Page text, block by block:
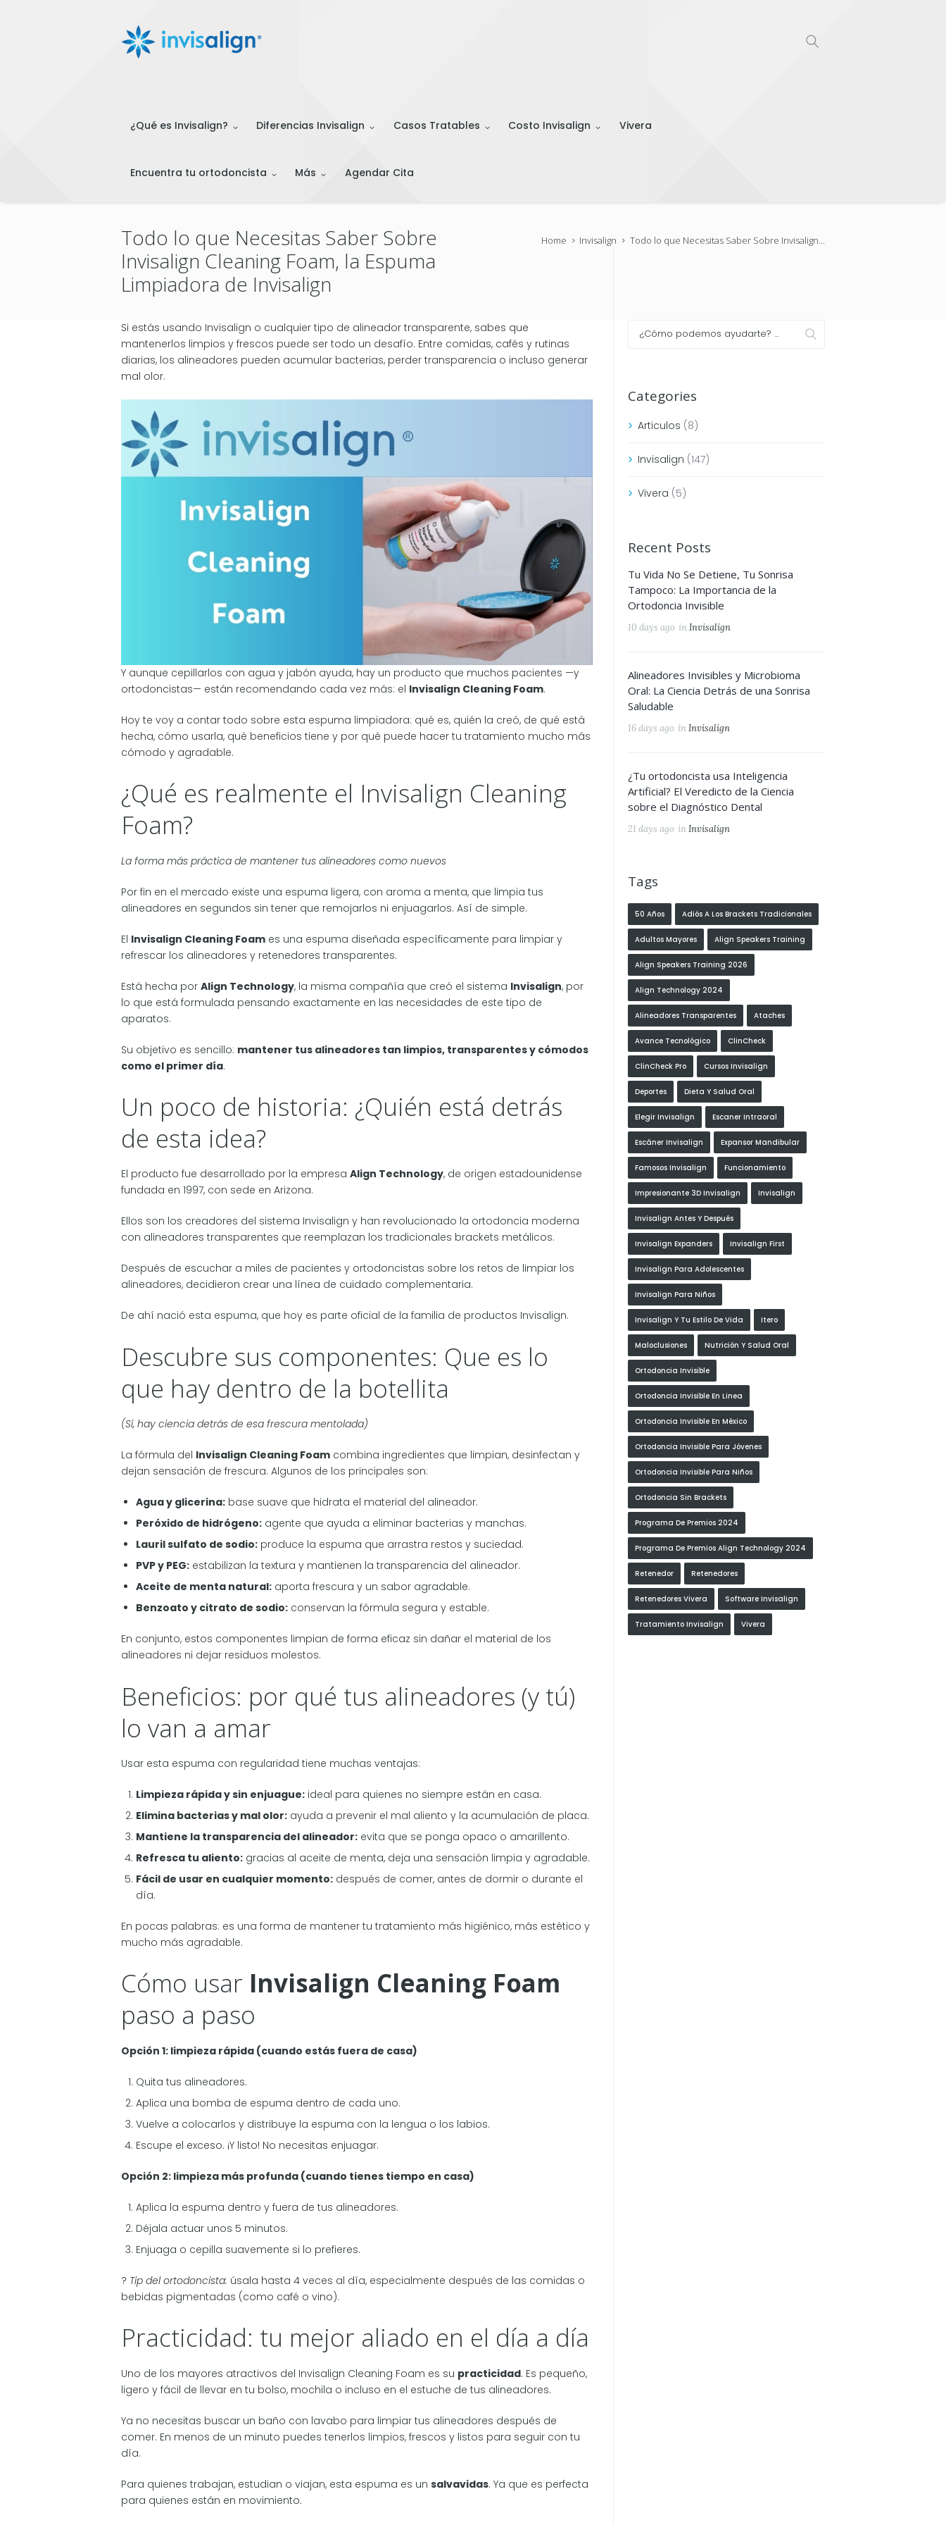
¿Qué es Invisalign? Diferencias Invisalign Casos Tratables Costo Invisalign Vivera
Encuentra tu ortodoncista Más Agendar Cita
Todo lo que Necesitas Saber Sobre
Invisalign Cleaning Foam, la Espuma
Limpiadora de Invisalign
Home Invisalign Todo lo que Necesitas Saber Sobre Invisalign...
Si estás usando Invisalign o cualquier tipo de alineador transparente, sabes que
mantenerlos limpios y frescos puede ser todo un desafío. Entre comidas, cafés y rutinas
diarias, los alineadores pueden acumular bacterias, perder transparencia o incluso generar
mal olor.
Y aunque cepillarlos con agua y jabón ayuda, hay un producto que muchos pacientes —y
ortodoncistas— están recomendando cada vez más: el Invisalign Cleaning Foam.
Hoy te voy a contar todo sobre esta espuma limpiadora: qué es, quién la creó, de qué está
hecha, cómo usarla, qué beneficios tiene y por qué puede hacer tu tratamiento mucho más
cómodo y agradable.
¿Qué es realmente el Invisalign Cleaning
Foam?
La forma más práctica de mantener tus alineadores como nuevos
Por fin en el mercado existe una espuma ligera, con aroma a menta, que limpia tus
alineadores en segundos sin tener que remojarlos ni enjuagarlos. Así de simple.
El Invisalign Cleaning Foam es una espuma diseñada específicamente para limpiar y
refrescar los alineadores y retenedores transparentes.
Está hecha por Align Technology, la misma compañía que creó el sistema Invisalign, por
lo que está formulada pensando exactamente en las necesidades de este tipo de
aparatos.
Su objetivo es sencillo: mantener tus alineadores tan limpios, transparentes y cómodos
como el primer día.
Un poco de historia: ¿Quién está detrás
de esta idea?
El producto fue desarrollado por la empresa Align Technology, de origen estadounidense
fundada en 1997, con sede en Arizona.
Ellos son los creadores del sistema Invisalign y han revolucionado la ortodoncia moderna
con alineadores transparentes que reemplazan los tradicionales brackets metálicos.
Después de escuchar a miles de pacientes y ortodoncistas sobre los retos de limpiar los
alineadores, decidieron crear una línea de cuidado complementaria.
De ahí nació esta espuma, que hoy es parte oficial de la familia de productos Invisalign.
Descubre sus componentes: Que es lo
que hay dentro de la botellita
(Sí, hay ciencia detrás de esa frescura mentolada)
La fórmula del Invisalign Cleaning Foam combina ingredientes que limpian, desinfectan y
dejan sensación de frescura. Algunos de los principales son:
Agua y glicerina: base suave que hidrata el material del alineador.
Peróxido de hidrógeno: agente que ayuda a eliminar bacterias y manchas.
Lauril sulfato de sodio: produce la espuma que arrastra restos y suciedad.
PVP y PEG: estabilizan la textura y mantienen la transparencia del alineador.
Aceite de menta natural: aporta frescura y un sabor agradable.
Benzoato y citrato de sodio: conservan la fórmula segura y estable.
En conjunto, estos componentes limpian de forma eficaz sin dañar el material de los
alineadores ni dejar residuos molestos.
Beneficios: por qué tus alineadores (y tú)
lo van a amar
Usar esta espuma con regularidad tiene muchas ventajas:
Limpieza rápida y sin enjuague: ideal para quienes no siempre están en casa.
Elimina bacterias y mal olor: ayuda a prevenir el mal aliento y la acumulación de placa.
Mantiene la transparencia del alineador: evita que se ponga opaco o amarillento.
Refresca tu aliento: gracias al aceite de menta, deja una sensación limpia y agradable.
Fácil de usar en cualquier momento: después de comer, antes de dormir o durante el
día.
En pocas palabras: es una forma de mantener tu tratamiento más higiénico, más estético y
mucho más agradable.
Cómo usar Invisalign Cleaning Foam
paso a paso
Opción 1: limpieza rápida (cuando estás fuera de casa)
Quita tus alineadores.
Aplica una bomba de espuma dentro de cada uno.
Vuelve a colocarlos y distribuye la espuma con la lengua o los labios.
Escupe el exceso. ¡Y listo! No necesitas enjuagar.
Opción 2: limpieza más profunda (cuando tienes tiempo en casa)
Aplica la espuma dentro y fuera de tus alineadores.
Déjala actuar unos 5 minutos.
Enjuaga o cepilla suavemente si lo prefieres.
? Tip del ortodoncista: úsala hasta 4 veces al día, especialmente después de las comidas o
bebidas pigmentadas (como café o vino).
Practicidad: tu mejor aliado en el día a día
Uno de los mayores atractivos del Invisalign Cleaning Foam es su practicidad. Es pequeño,
ligero y fácil de llevar en tu bolso, mochila o incluso en el estuche de tus alineadores.
Ya no necesitas buscar un baño con lavabo para limpiar tus alineadores después de
comer. En menos de un minuto puedes tenerlos limpios, frescos y listos para seguir con tu
día.
Para quienes trabajan, estudian o viajan, esta espuma es un salvavidas. Ya que es perfecta
para quienes están en movimiento.
Categories
Articulos (8)
Invisalign (147)
Vivera (5)
Recent Posts
Tu Vida No Se Detiene, Tu Sonrisa
Tampoco: La Importancia de la
Ortodoncia Invisible
10 days ago inInvisalign
Alineadores Invisibles y Microbioma
Oral: La Ciencia Detrás de una Sonrisa
Saludable
16 days ago inInvisalign
¿Tu ortodoncista usa Inteligencia
Artificial? El Veredicto de la Ciencia
sobre el Diagnóstico Dental
21 days ago inInvisalign
Tags
50 Años Adiós A Los Brackets Tradicionales
Adultos Mayores Align Speakers Training
Align Speakers Training 2026
Align Technology 2024
Alineadores Transparentes Ataches
Avance Tecnológico ClinCheck
ClinCheck Pro Cursos Invisalign
Deportes Dieta Y Salud Oral
Elegir Invisalign Escaner Intraoral
Escáner Invisalign Expansor Mandibular
Famosos Invisalign Funcionamiento
Impresionante 3D Invisalign Invisalign
Invisalign Antes Y Después
Invisalign Expanders Invisalign First
Invisalign Para Adolescentes
Invisalign Para Niños
Invisalign Y Tu Estilo De Vida Itero
Maloclusiones Nutrición Y Salud Oral
Ortodoncia Invisible
Ortodoncia Invisible En Linea
Ortodoncia Invisible En México
Ortodoncia Invisible Para Jóvenes
Ortodoncia Invisible Para Niños
Ortodoncia Sin Brackets
Programa De Premios 2024
Programa De Premios Align Technology 2024
Retenedor Retenedores
Retenedores Vivera Software Invisalign
Tratamiento Invisalign Vivera